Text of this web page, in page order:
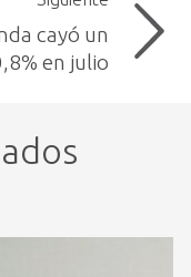
cayó un
en julio